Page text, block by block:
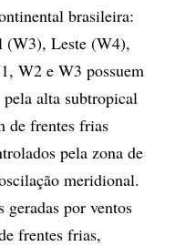
brasileira:
(W3), Leste (W4),
W2 e W3 possuem
alta subtropical
de frentes frias
pela zona de
meridional.
geradas por ventos
frentes frias,